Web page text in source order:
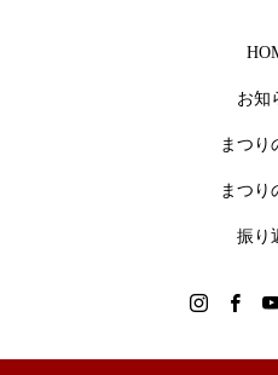
お知
まつり
まつり
振り